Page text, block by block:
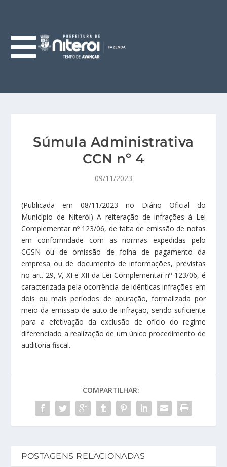
Súmula Administrativa
CCN nº 4
09/11/2023
(Publicada em 08/11/2023 no Diário Oficial do
Município de Niterói) A reiteração de infrações à Lei
Complementar nº 123/06, de falta de emissão de notas
em conformidade com as normas expedidas pelo
CGSN ou de omissão de folha de pagamento da
empresa ou de documento de informações, previstas
no art. 29, V, XI e XII da Lei Complementar nº 123/06, é
caracterizada pela ocorrência de idênticas infrações em
dois ou mais períodos de apuração, formalizada por
meio da emissão de auto de infração, sendo suficiente
para a efetivação da exclusão de ofício do regime
diferenciado a realização de um único procedimento de
auditoria fiscal.
COMPARTILHAR:
POSTAGENS RELACIONADAS